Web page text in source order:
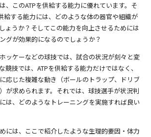
、このATPを供給する能力に優れています。そ
給する能力には、どのような体の器官や組織が
ょうか？そしてこの能力を向上させるためには
グが効果的になるのでしょうか？
ッケーなどの球技では、試合の状況が刻々と変
競技では、ATPを供給する能力だけではなく、
応じた複雑な動き（ボールのトラップ、ドリブ
が求められます。それでは、球技選手が状況判
は、どのようなトレーニングを実施すれば良い
には、ここで紹介したような生理的要因・体力